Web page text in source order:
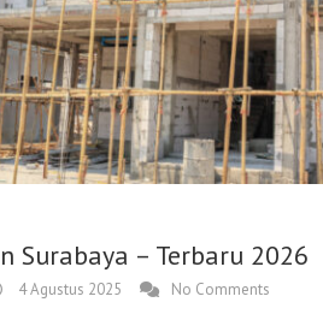
Surabaya – Terbaru 2026
4 Agustus 2025 No Comments